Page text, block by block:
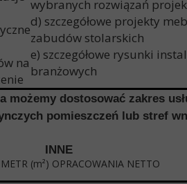
na
wybranych rozwiązań
d) szczegółowe
zabudów stolarskich
e) szczegółowe rysunki
branżowych
dostosować zakres
pomieszczeń lub stref
INNE
(m²) OPRACOWANIA NETTO